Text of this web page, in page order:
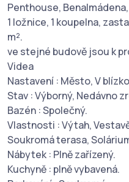
Penthouse,
1 ložnice, 1 koupelna,
m².
ve stejné budově jsou k
Videa
Nastavení : Město, V
Stav : Výborný, Nedávno
Bazén : Společný.
Vlastnosti : Výtah,
Soukromá terasa,
Nábytek : Plně zařízený.
Kuchyně : plně vybavená.